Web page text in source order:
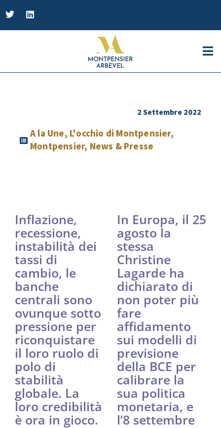
2 Settembre 2022
A la Une, L'occhio di Montpensier,
Montpensier, News & Presse
Inflazione,
recessione,
instabilità dei
tassi di
cambio, le
banche
centrali sono
ovunque sotto
pressione per
riconquistare
il loro ruolo di
polo di
stabilità
globale. La
loro credibilità
è ora in gioco.
In Europa, il 25
agosto la
stessa
Christine
Lagarde ha
dichiarato di
non poter più
fare
affidamento
sui modelli di
previsione
della BCE per
calibrare la
sua politica
monetaria, e
l’8 settembre